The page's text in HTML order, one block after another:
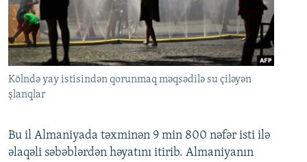
Kölndə yay istisindən qorunmaq məqsədilə su çiləyən
şlanqlar
Bu il Almaniyada təxminən 9 min 800 nəfər isti ilə
əlaqəli səbəblərdən həyatını itirib. Almaniyanın